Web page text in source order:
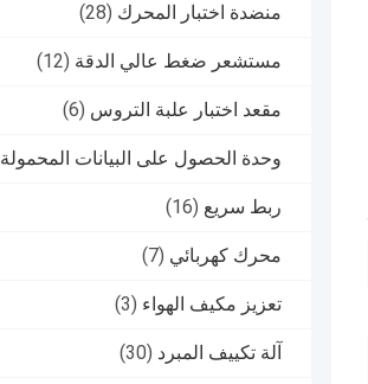
منضدة اختبار المحرك (28)
مستشعر ضغط عالي الدقة (12)
مقعد اختبار علبة التروس (6)
وحدة الحصول على البيانات المحمولة
ربط سريع (16)
محرك كهربائي (7)
تعزيز مكيف الهواء (3)
آلة تكييف المبرد (30)